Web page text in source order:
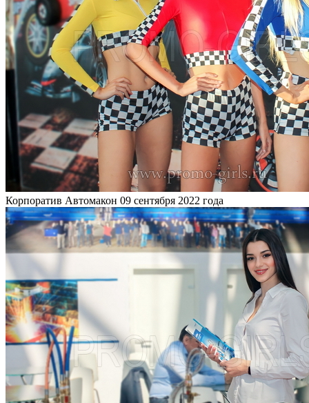
Корпоратив Автомакон 09 сентября 2022 года